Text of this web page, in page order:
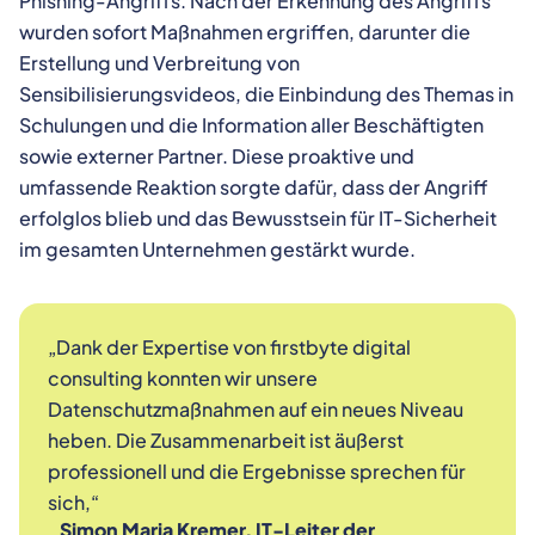
wurden sofort Maßnahmen ergriffen, darunter die
Erstellung und Verbreitung von
Sensibilisierungsvideos, die Einbindung des Themas in
Schulungen und die Information aller Beschäftigten
sowie externer Partner. Diese proaktive und
umfassende Reaktion sorgte dafür, dass der Angriff
erfolglos blieb und das Bewusstsein für IT-Sicherheit
im gesamten Unternehmen gestärkt wurde.
„Dank der Expertise von firstbyte digital
consulting konnten wir unsere
Datenschutzmaßnahmen auf ein neues Niveau
heben. Die Zusammenarbeit ist äußerst
professionell und die Ergebnisse sprechen für
sich,“
Simon Maria Kremer, IT-Leiter der